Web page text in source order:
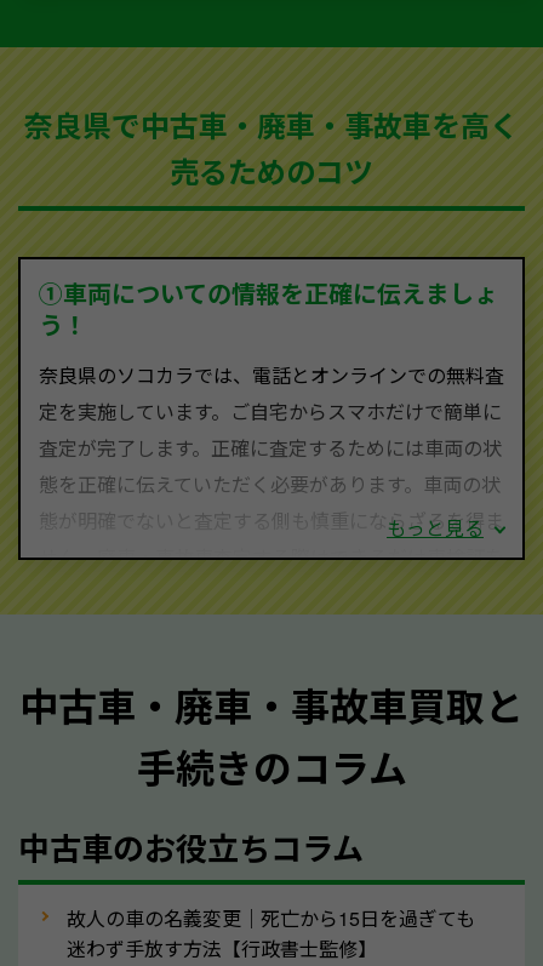
など動かない車、水害車、不動車、乗らなくなってし
買取可能です。
ソコカラは世界１１０か国に独自の販売ネットワーク
を持ち、国内に自社物流網、自社ヤードをもっている
す。
590-870）までお問い合わせ下さい。
査定・ご相談・見積もりはすべて無料で行います。安
心してお問い合わせください。
奈良県で中古車・廃車・事故車を高く
売るためのコツ
①車両についての情報を正確に伝えましょ
う！
奈良県のソコカラでは、電話とオンラインでの無料査
定を実施しています。ご自宅からスマホだけで簡単に
査定が完了します。正確に査定するためには車両の状
態を正確に伝えていただく必要があります。車両の状
態が明確でないと査定する側も慎重にならざるを得ま
せん。廃車・事故車査定する際はできるだけ車検証を
質問させていただく内容は以下の通りとなります。
メーカー／車種
型式／グレード
走行距離（例：約〇万キロ）
車検の満了日
内装や外装の状態
もっと見る
中古車・廃車・事故車買取と
手続きのコラム
中古車のお役立ちコラム
故人の車の名義変更｜死亡から15日を過ぎても
迷わず手放す方法【行政書士監修】